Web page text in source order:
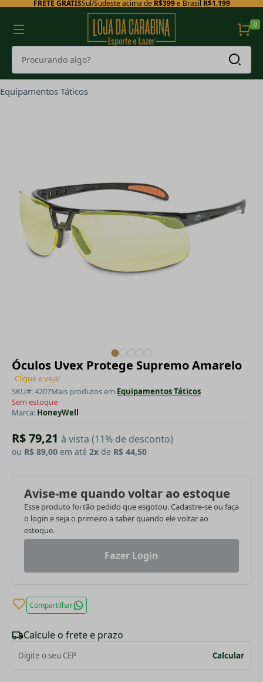
FRETE GRÁTISSul/Sudeste acima de R$399e Brasil R$1.199
0
Equipamentos Táticos
Óculos Uvex Protege Supremo Amarelo
Clique e veja!
SKU#: 4207Mais produtos em Equipamentos Táticos
Sem estoque
Marca: HoneyWell
R$ 79,21 à vista (11% de desconto)
ou R$ 89,00 em até 2x de R$ 44,50
Avise-me quando voltar ao estoque
Esse produto foi tão pedido que esgotou. Cadastre-se ou faça
o login e seja o primeiro a saber quando ele voltar ao
estoque.
Fazer Login
Compartilhar
Calcule o frete e prazo
Calcular